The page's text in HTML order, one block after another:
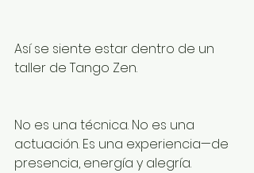
Así se siente estar dentro de un
taller de Tango Zen.
No es una técnica. No es una
actuación. Es una experiencia—de
presencia, energía y alegría.